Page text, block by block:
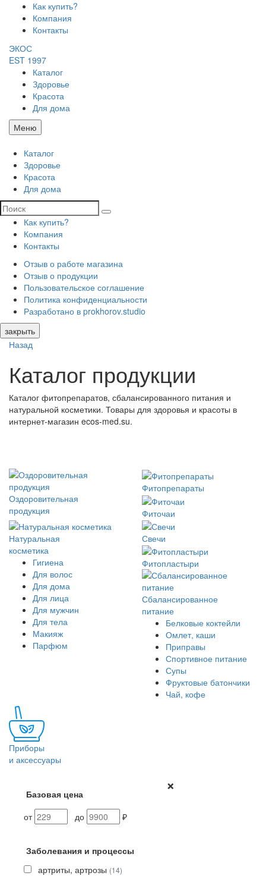
Как купить?
Компания
Контакты
ЭКОС
EST 1997
Каталог
Здоровье
Красота
Для дома
Меню
Каталог
Здоровье
Красота
Для дома
Как купить?
Компания
Контакты
Отзыв о работе магазина
Отзыв о продукции
Пользовательское соглашение
Политика конфиденциальности
Разработано в prokhorov.studio
закрыть
Назад
Каталог продукции
Каталог фитопрепаратов, сбалансированного питания и
натуральной косметики. Товары для здоровья и красоты в
интернет-магазин ecos-med.su.
Оздоровительная
продукция
Фитопрепараты
Фиточаи
Натуральная
косметика
Гигиена
Для волос
Для дома
Для лица
Для мужчин
Для тела
Макияж
Парфюм
Свечи
Фитопластыри
Сбалансированное
питание
Белковые коктейли
Омлет, каши
Приправы
Спортивное питание
Супы
Фруктовые батончики
Чай, кофе
Приборы
и аксессуары
×
Базовая цена
от
до ₽
Заболевания и процессы
артриты, артрозы (14)